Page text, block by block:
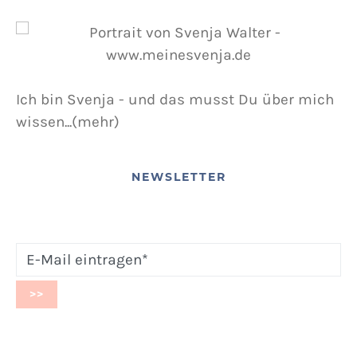
Ich bin Svenja - und das musst Du über mich
wissen...(mehr)
NEWSLETTER